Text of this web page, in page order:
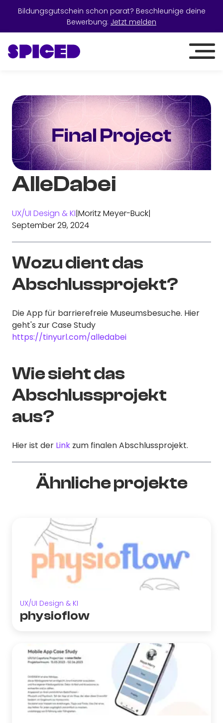
Bildungsgutschein schon parat? Beschleunige deine
Bewerbung: Jetzt melden
AlleDabei
UX/UI Design & KI|Moritz Meyer-Buck|
September 29, 2024
Wozu dient das
Abschlussprojekt?
Die App für barrierefreie Museumsbesuche. Hier
geht's zur Case Study
https://tinyurl.com/alledabei
Wie sieht das
Abschlussprojekt
aus?
Hier ist der Link zum finalen Abschlussprojekt.
Ähnliche projekte
UX/UI Design & KI
physioflow